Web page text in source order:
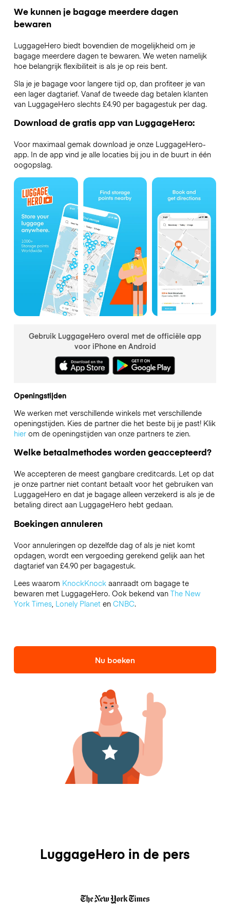
We kunnen je bagage meerdere dagen
bewaren
LuggageHero biedt bovendien de mogelijkheid om je
bagage meerdere dagen te bewaren. We weten namelijk
hoe belangrijk flexibiliteit is als je op reis bent.
Sla je je bagage voor langere tijd op, dan profiteer je van
een lager dagtarief. Vanaf de tweede dag betalen klanten
van LuggageHero slechts £4.90 per bagagestuk per dag.
Download de gratis app van LuggageHero:
Voor maximaal gemak download je onze LuggageHero-
app. In de app vind je alle locaties bij jou in de buurt in één
oogopslag.
Gebruik LuggageHero overal met de officiële app
voor iPhone en Android
Openingstijden
We werken met verschillende winkels met verschillende
openingstijden. Kies de partner die het beste bij je past! Klik
hierom de openingstijden van onze partners te zien.
Welke betaalmethodes worden geaccepteerd?
We accepteren de meest gangbare creditcards. Let op dat
je onze partner niet contant betaalt voor het gebruiken van
LuggageHero en dat je bagage alleen verzekerd is als je de
betaling direct aan LuggageHero hebt gedaan.
Boekingen annuleren
Voor annuleringen op dezelfde dag of als je niet komt
opdagen, wordt een vergoeding gerekend gelijk aan het
dagtarief van £4.90 per bagagestuk.
Lees waarom KnockKnockaanraadt om bagage te
bewaren met LuggageHero. Ook bekend van The New
York Times, Lonely Planeten CNBC.
Nu boeken
LuggageHero in de pers